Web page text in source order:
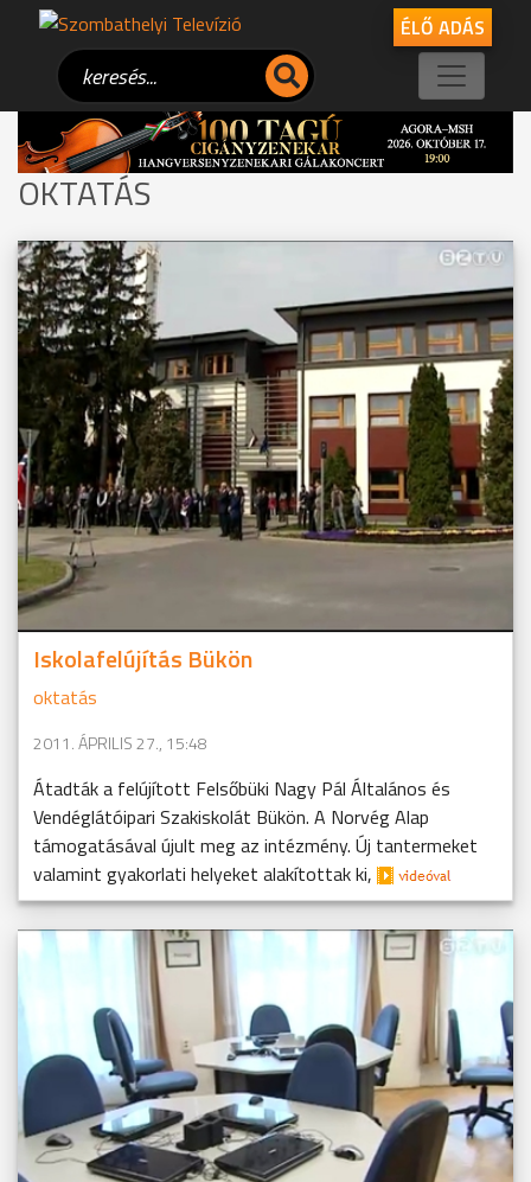
ÉLŐ ADÁS
OKTATÁS
Iskolafelújítás Bükön
oktatás
2011. ÁPRILIS 27., 15:48
Átadták a felújított Felsőbüki Nagy Pál Általános és
Vendéglátóipari Szakiskolát Bükön. A Norvég Alap
támogatásával újult meg az intézmény. Új tantermeket
valamint gyakorlati helyeket alakítottak ki,